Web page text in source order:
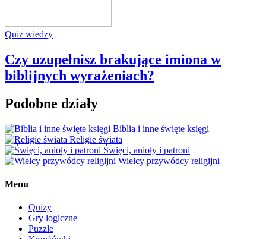
Quiz wiedzy
Czy uzupełnisz brakujące imiona w
biblijnych wyrażeniach?
Podobne działy
Biblia i inne święte księgi
Religie świata
Święci, anioły i patroni
Wielcy przywódcy religijni
Menu
Quizy
Gry logiczne
Puzzle